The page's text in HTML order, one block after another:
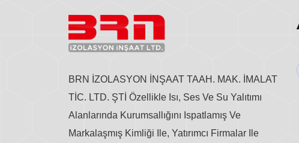
BRN İZOLASYON İNŞAAT TAAH. MAK. İMALAT
TİC. LTD. ŞTİ Özellikle Isı, Ses Ve Su Yalıtımı
Alanlarında Kurumsallığını Ispatlamış Ve
Markalaşmış Kimliği Ile, Yatırımcı Firmalar Ile